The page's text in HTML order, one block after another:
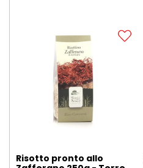
Risotto pronto allo